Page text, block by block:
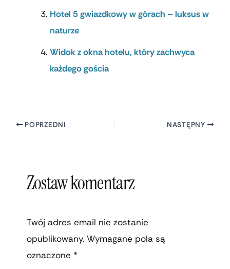
Hotel 5 gwiazdkowy w górach – luksus w
naturze
Widok z okna hotelu, który zachwyca
każdego gościa
POPRZEDNI NASTĘPNY
Zostaw komentarz
Twój adres email nie zostanie
opublikowany. Wymagane pola są
oznaczone *